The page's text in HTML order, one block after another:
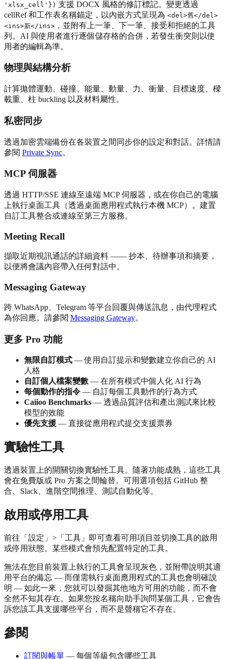
'xlsx_cell'}) 支援 DOCX 風格的修訂標記。變更透過
cellRef 和工作表名稱錨定，以內嵌方式呈現為 <del>舊</del>
<ins>新</ins> ，並附有上一筆、下一筆、接受和拒絕的工具
列。AI 與使用者進行逐個儲存格的合併，若發生衝突則以使
用者的編輯為準。
物理與結構分析
計算拋體運動、碰撞、能量、動量、力、衝量、目標速度、樑
載重、柱 buckling 以及材料屬性。
私密同步
透過加密雲端備份在各裝置之間同步你的設定和對話。詳情請
參閱 Private Sync。
MCP 伺服器
透過 HTTP/SSE 連線至遠端 MCP 伺服器，或在你自己的電腦
上執行桌面工具（透過桌面應用程式執行本機 MCP）。建置
自訂工具整合或連線至第三方服務。
Meeting Recall
擷取近期視訊通話的詳細資料 —— 抄本、待辦事項和摘要，
以便將會議內容帶入任何對話中。
Messaging Gateway
跨 WhatsApp、Telegram 等平台回覆與傳送訊息，由代理程式
為你回應。請參閱 Messaging Gateway。
更多 Pro 功能
無限自訂模式 — 使用自訂提示和變數建立你自己的 AI
人格
自訂個人檔案變數 — 在所有模式中個人化 AI 行為
每個動作的指令 — 自訂每個工具動作的行為方式
Caiioo Benchmarks — 透過品質評估和產出測試來比較
模型的效能
優先支援 — 直接從應用程式提交支援票券
實驗性工具
透過裝置上的開關切換實驗性工具。隨著功能成熟，這些工具
會在免費版或 Pro 方案之間輪替。可用選項包括 GitHub 整
合、Slack、進階空間推理、測試自動化等。
啟用或停用工具
前往「設定」>「工具」即可查看可用項目並切換工具的啟用
或停用狀態。某些模式會預先配置特定的工具。
無法在您目前裝置上執行的工具會呈現灰色，並附帶說明其適
用平台的備忘 — 而僅需執行桌面應用程式的工具也會明確說
明 — 如此一來，您就可以發掘其他地方可用的功能，而不會
全然不知其存在。如果您按名稱向助手詢問某個工具，它會告
訴您該工具支援哪些平台，而不是聲稱它不存在。
參閱
訂閱與帳單 — 每個等級包含哪些工具